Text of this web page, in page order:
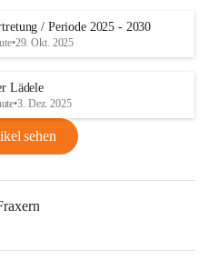
/ Periode 2025 - 2030
•29. Okt. 2025
Lädele
•3. Dez. 2025
sehen